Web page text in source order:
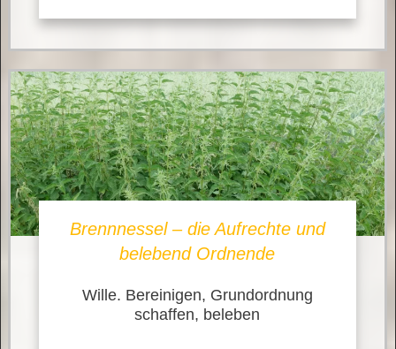
Brennnessel – die Aufrechte und
belebend Ordnende
Wille. Bereinigen, Grundordnung
schaffen, beleben